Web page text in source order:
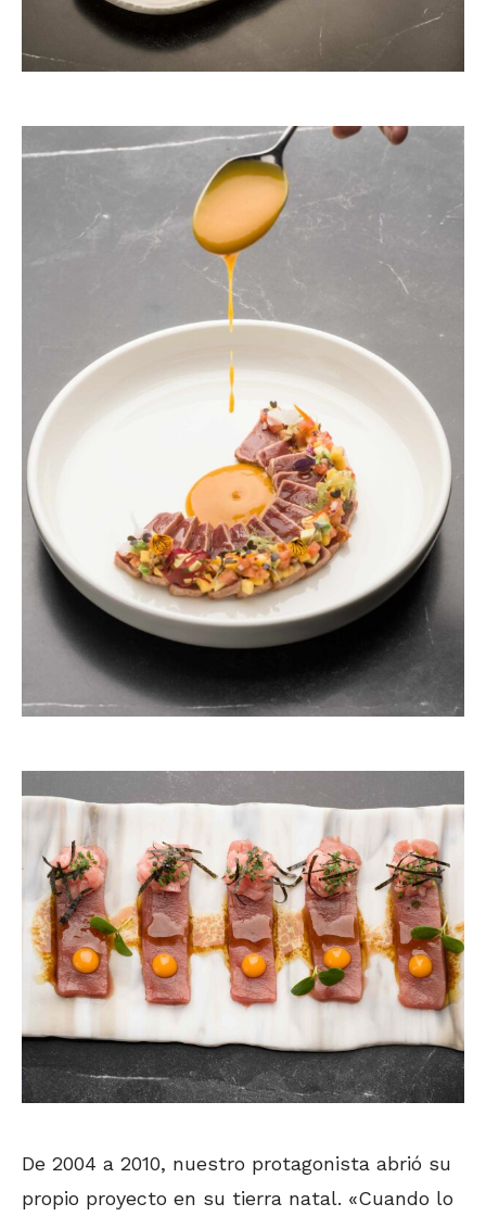
De 2004 a 2010, nuestro protagonista abrió su
propio proyecto en su tierra natal. «Cuando lo